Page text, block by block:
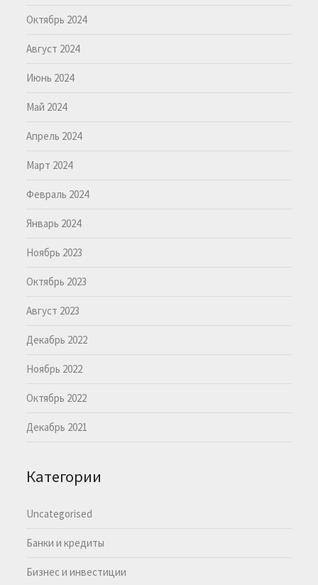
Октябрь 2024
Август 2024
Июнь 2024
Май 2024
Апрель 2024
Март 2024
Февраль 2024
Январь 2024
Ноябрь 2023
Октябрь 2023
Август 2023
Декабрь 2022
Ноябрь 2022
Октябрь 2022
Декабрь 2021
Категории
Uncategorised
Банки и кредиты
Бизнес и инвестиции